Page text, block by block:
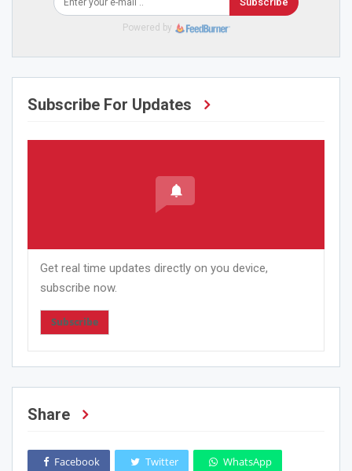
Powered by
Subscribe For Updates
Get real time updates directly on you device,
subscribe now.
Subscribe
Share
Facebook Twitter WhatsApp